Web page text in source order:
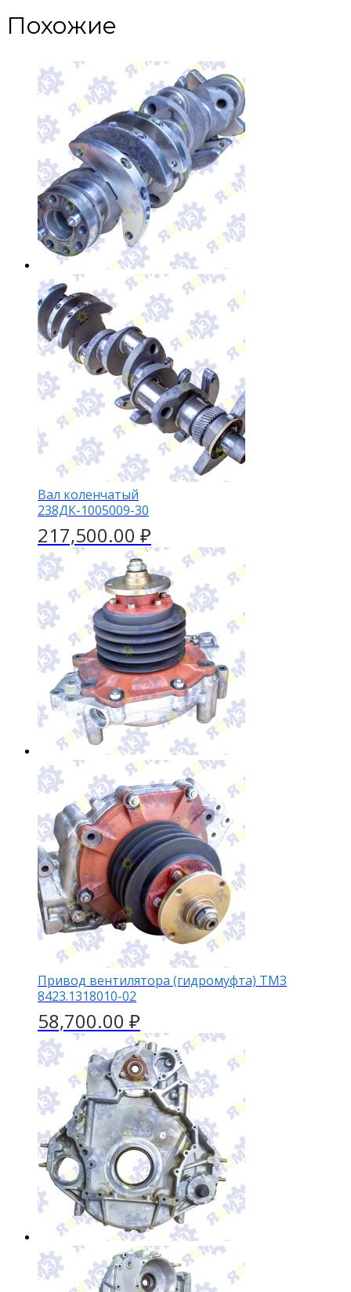
Похожие
Вал коленчатый
238ДК-1005009-30
217,500.00 ₽
Привод вентилятора (гидромуфта) ТМЗ
8423.1318010-02
58,700.00 ₽